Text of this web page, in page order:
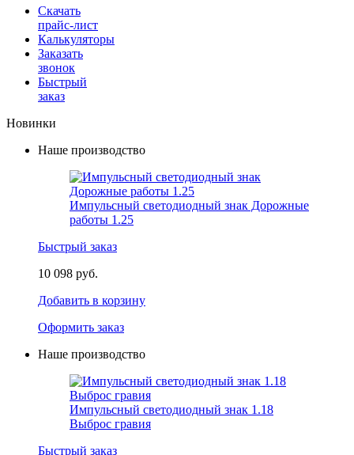
Скачать
прайс-лист
Калькуляторы
Заказать
звонок
Быстрый
заказ
Новинки
Наше производство
Импульсный светодиодный знак Дорожные
работы 1.25
Быстрый заказ
10 098 руб.
Добавить в корзину
Оформить заказ
Наше производство
Импульсный светодиодный знак 1.18
Выброс гравия
Быстрый заказ